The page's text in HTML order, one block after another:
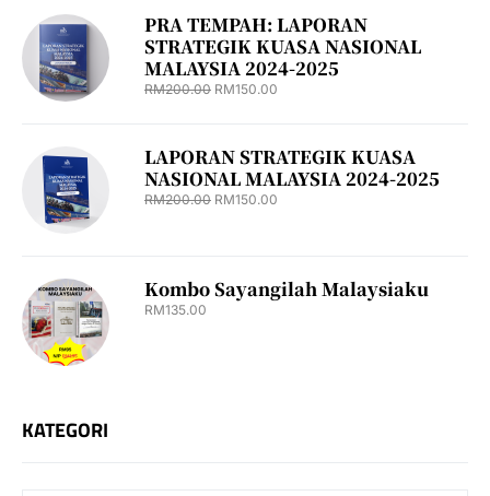
PRA TEMPAH: LAPORAN
STRATEGIK KUASA NASIONAL
MALAYSIA 2024-2025
RM200.00 RM150.00
LAPORAN STRATEGIK KUASA
NASIONAL MALAYSIA 2024-2025
RM200.00 RM150.00
Kombo Sayangilah Malaysiaku
RM135.00
KATEGORI